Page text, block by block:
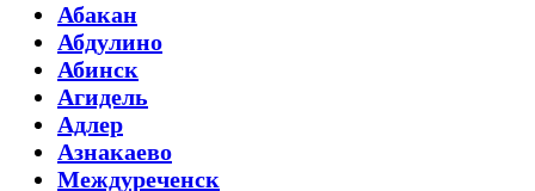
Абакан
Абдулино
Абинск
Агидель
Адлер
Азнакаево
Междуреченск